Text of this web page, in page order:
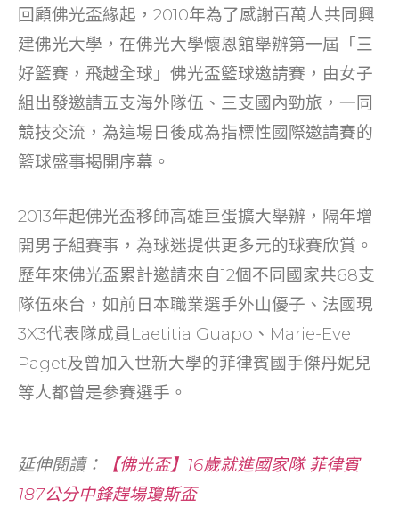
回顧佛光盃緣起，2010年為了感謝百萬人共同興
建佛光大學，在佛光大學懷恩館舉辦第一屆「三
好籃賽，飛越全球」佛光盃籃球邀請賽，由女子
組出發邀請五支海外隊伍、三支國內勁旅，一同
競技交流，為這場日後成為指標性國際邀請賽的
籃球盛事揭開序幕。
2013年起佛光盃移師高雄巨蛋擴大舉辦，隔年增
開男子組賽事，為球迷提供更多元的球賽欣賞。
歷年來佛光盃累計邀請來自12個不同國家共68支
隊伍來台，如前日本職業選手外山優子、法國現
3X3代表隊成員Laetitia Guapo、Marie-Eve
Paget及曾加入世新大學的菲律賓國手傑丹妮兒
等人都曾是參賽選手。
延伸閱讀：
【佛光盃】16歲就進國家隊 菲律賓
187公分中鋒趕場瓊斯盃